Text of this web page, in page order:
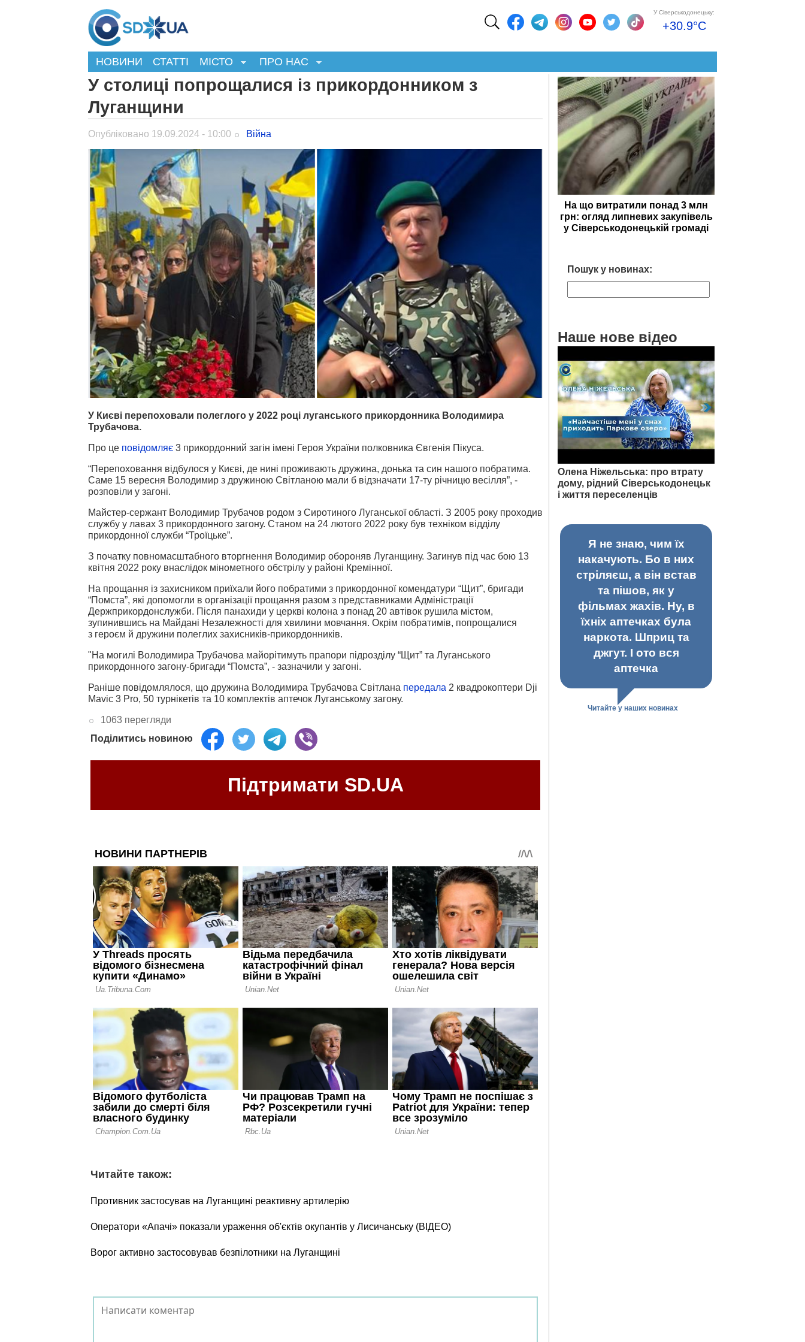
У Сіверськодонецьку:
+30.9°C
НОВИНИ СТАТТІ МІСТО ПРО НАС
У столиці попрощалися із прикордонником з
Луганщини
Опубліковано 19.09.2024 - 10:00 Війна
У Києві перепоховали полеглого у 2022 році луганського прикордонника Володимира
Трубачова.
Про це повідомляє 3 прикордонний загін імені Героя України полковника Євгенія Пікуса.
“Перепоховання відбулося у Києві, де нині проживають дружина, донька та син нашого побратима.
Саме 15 вересня Володимир з дружиною Світланою мали б відзначати 17-ту річницю весілля”, -
розповіли у загоні.
Майстер-сержант Володимир Трубачов родом з Сиротиного Луганської області. З 2005 року проходив
службу у лавах 3 прикордонного загону. Станом на 24 лютого 2022 року був техніком відділу
прикордонної служби “Троїцьке”.
З початку повномасштабного вторгнення Володимир обороняв Луганщину. Загинув під час бою 13
квітня 2022 року внаслідок мінометного обстрілу у районі Кремінної.
На прощання із захисником приїхали його побратими з прикордонної комендатури “Щит”, бригади
“Помста”, які допомогли в організації прощання разом з представниками Адміністрації
Держприкордонслужби. Після панахиди у церкві колона з понад 20 автівок рушила містом,
зупинившись на Майдані Незалежності для хвилини мовчання. Окрім побратимів, попрощалися
з героєм й дружини полеглих захисників-прикордонників.
"На могилі Володимира Трубачова майорітимуть прапори підрозділу “Щит” та Луганського
прикордонного загону-бригади “Помста”, - зазначили у загоні.
Раніше повідомлялося, що дружина Володимира Трубачова Світлана передала 2 квадрокоптери Dji
Mavic 3 Pro, 50 турнікетів та 10 комплектів аптечок Луганському загону.
1063 перегляди
Поділитись новиною
Підтримати SD.UA
Читайте також:
Противник застосував на Луганщині реактивну артилерію
Оператори «Апачі» показали ураження об'єктів окупантів у Лисичанську (ВІДЕО)
Ворог активно застосовував безпілотники на Луганщині
На що витратили понад 3 млн
грн: огляд липневих закупівель
у Сіверськодонецькій громаді
Пошук у новинах:
Наше нове відео
Олена Ніжельська: про втрату
дому, рідний Сіверськодонецьк
і життя переселенців
Я не знаю, чим їх
накачують. Бо в них
стріляєш, а він встав
та пішов, як у
фільмах жахів. Ну, в
їхніх аптечках була
наркота. Шприц та
джгут. І ото вся
аптечка
Читайте у наших новинах